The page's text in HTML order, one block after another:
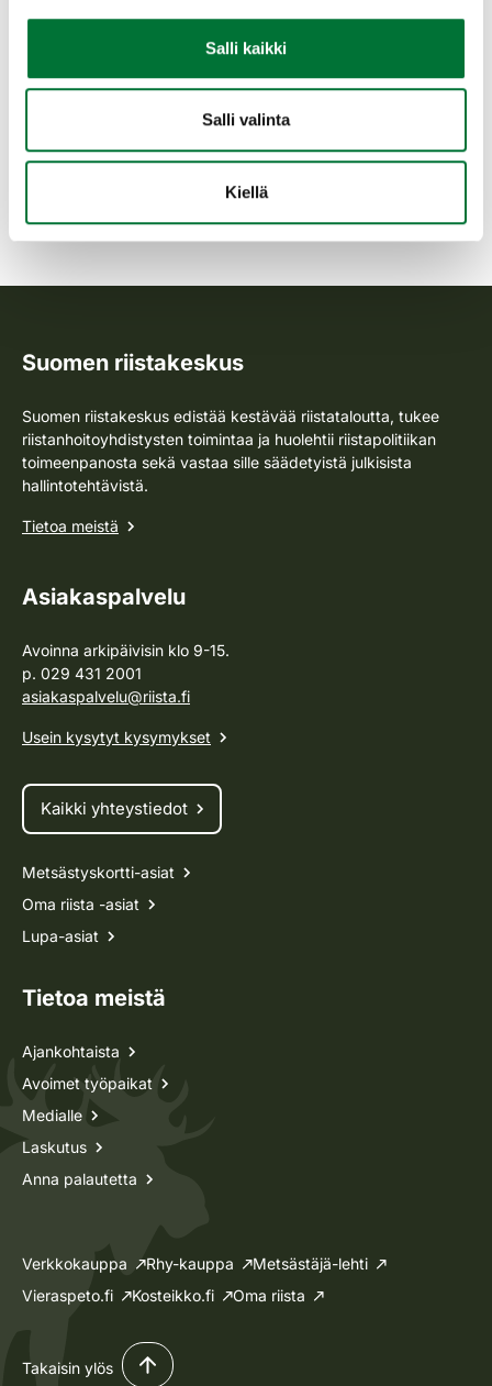
Salli kaikki
Salli valinta
Kiellä
voimassa kolme vuotta suorituspäivästä
Lohtajan riistanhoitoyhdistys
lohtaja@rhy.riista.fi
Suomen riistakeskus
Suomen riistakeskus edistää kestävää riistataloutta, tukee
riistanhoitoyhdistysten toimintaa ja huolehtii riistapolitiikan
toimeenpanosta sekä vastaa sille säädetyistä julkisista
hallintotehtävistä.
Tietoa meistä
Asiakaspalvelu
Avoinna arkipäivisin klo 9-15.
p. 029 431 2001
asiakaspalvelu@riista.fi
Usein kysytyt kysymykset
Kaikki yhteystiedot
Metsästyskortti-asiat
Oma riista -asiat
Lupa-asiat
Tietoa meistä
Ajankohtaista
Avoimet työpaikat
Medialle
Laskutus
Anna palautetta
Verkkokauppa Rhy-kauppa
Metsästäjä-lehti
Vieraspeto.fi
Kosteikko.fi Oma riista
Takaisin ylös